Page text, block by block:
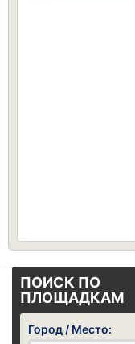
ПОИСК ПО
ПЛОЩАДКАМ
Город / Место: